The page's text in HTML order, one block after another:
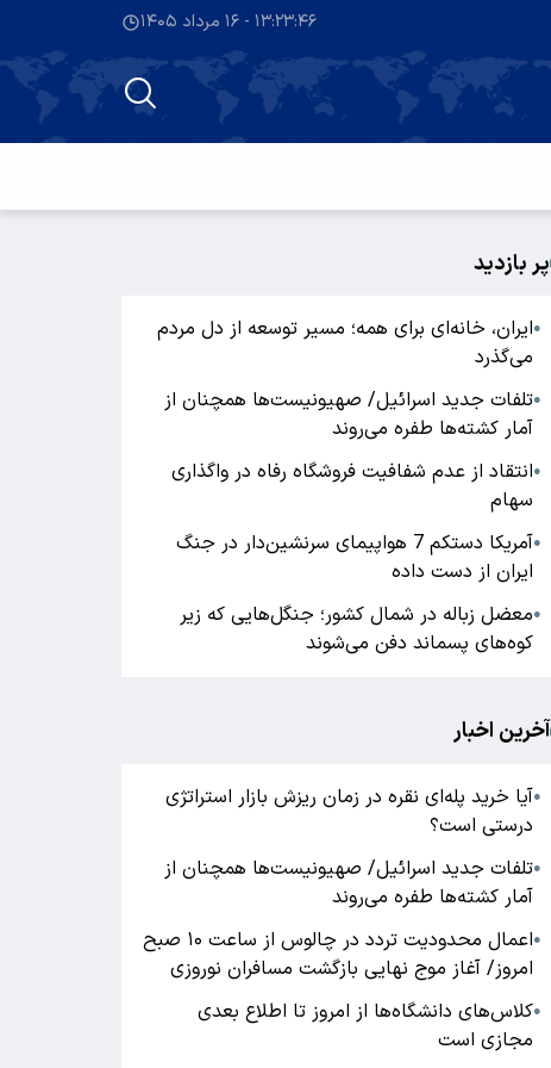
۱۳:۲۳:۴۶ - ۱۶ مرداد ۱۴۰۵
پر بازدید
●ایران، خانه‌ای برای همه؛ مسیر توسعه از دل مردم
می‌گذرد
●تلفات جدید اسرائیل/ صهیونیست‌ها همچنان از
آمار کشته‌ها طفره می‌روند
●انتقاد از عدم شفافیت فروشگاه رفاه در واگذاری
سهام
●
آمریکا دستکم 7 هواپیمای سرنشین‌دار در جنگ
ایران از دست داده
●معضل زباله در شمال کشور؛ جنگل‌هایی که زیر
کوه‌های پسماند دفن می‌شوند
آخرین اخبار
●آیا خرید پله‌ای نقره در زمان ریزش بازار استراتژی
درستی است؟
●تلفات جدید اسرائیل/ صهیونیست‌ها همچنان از
آمار کشته‌ها طفره می‌روند
●
اعمال محدودیت تردد در چالوس از ساعت ۱۰ صبح
امروز/ آغاز موج نهایی بازگشت مسافران نوروزی
●کلاس‌های دانشگاه‌ها از امروز تا اطلاع بعدی
مجازی است